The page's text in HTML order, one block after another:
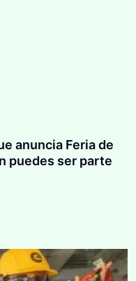
anuncia Feria de
puedes ser parte